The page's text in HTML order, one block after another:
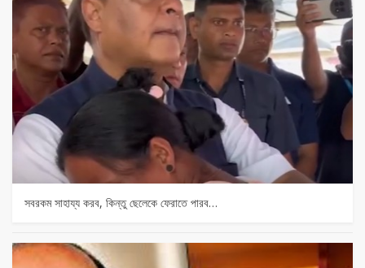
সবরকম সাহায্য করব, কিন্তু ছেলেকে ফেরাতে পারব…